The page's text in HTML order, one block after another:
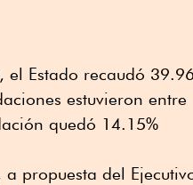
Estado recaudó
estuvieron entre
quedó 14.15%
propuesta del